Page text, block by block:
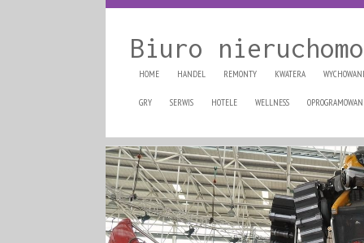
Biuro
HOME HANDEL REMONTY KWATERA
GRY SERWIS HOTELE WELLNESS